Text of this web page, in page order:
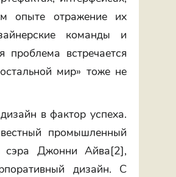
опыте отражение их
команды и
встречается
мир» тоже не
в фактор успеха.
промышленный
сэра Джонни Айва[2],
дизайн. С